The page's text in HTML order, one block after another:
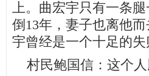
上。曲宏宇只有一条
倒13年，妻子也离他
宇曾经是一个十足的失
村民鲍国信：这个人